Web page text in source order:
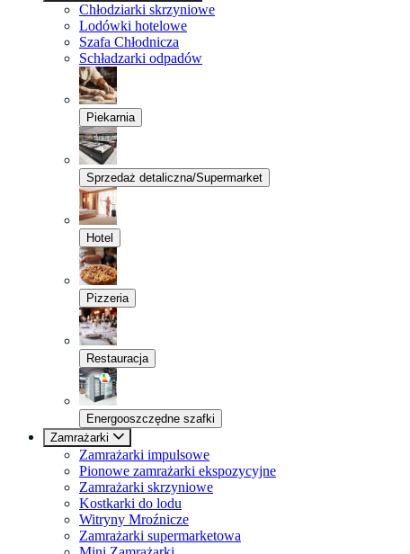
Chłodziarki skrzyniowe
Lodówki hotelowe
Szafa Chłodnicza
Schładzarki odpadów
Piekarnia
Sprzedaż detaliczna/Supermarket
Hotel
Pizzeria
Restauracja
Energooszczędne szafki
Zamrażarki
Zamrażarki impulsowe
Pionowe zamrażarki ekspozycyjne
Zamrażarki skrzyniowe
Kostkarki do lodu
Witryny Mroźnicze
Zamrażarki supermarketowa